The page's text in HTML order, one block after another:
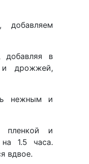
добавляем
добавляя в
дрожжей,
нежным и
пленкой и
1.5 часа.
вдвое.